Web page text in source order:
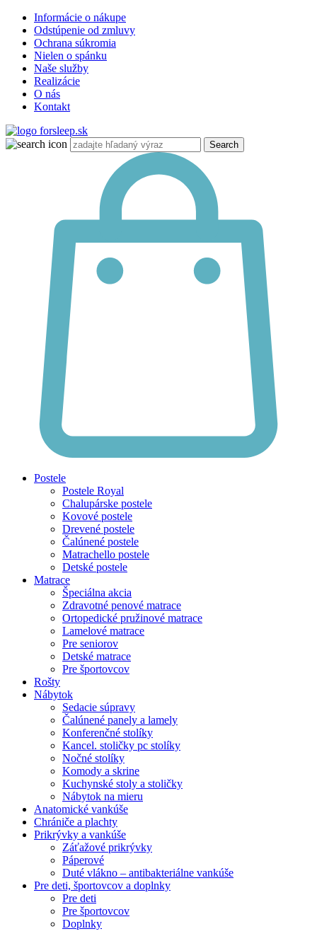
Informácie o nákupe
Odstúpenie od zmluvy
Ochrana súkromia
Nielen o spánku
Naše služby
Realizácie
O nás
Kontakt
Postele
Postele Royal
Chalupárske postele
Kovové postele
Drevené postele
Čalúnené postele
Matrachello postele
Detské postele
Matrace
Špeciálna akcia
Zdravotné penové matrace
Ortopedické pružinové matrace
Lamelové matrace
Pre seniorov
Detské matrace
Pre športovcov
Rošty
Nábytok
Sedacie súpravy
Čalúnené panely a lamely
Konferenčné stolíky
Kancel. stoličky pc stolíky
Nočné stolíky
Komody a skrine
Kuchynské stoly a stoličky
Nábytok na mieru
Anatomické vankúše
Chrániče a plachty
Prikrývky a vankúše
Záťažové prikrývky
Páperové
Duté vlákno – antibakteriálne vankúše
Pre deti, športovcov a doplnky
Pre deti
Pre športovcov
Doplnky